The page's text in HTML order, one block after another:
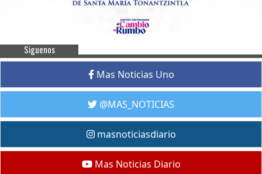
Siguenos
Mas Noticias Uno
@MAS_NOTICIAS
masnoticiasdiario
Mas Noticias Diario